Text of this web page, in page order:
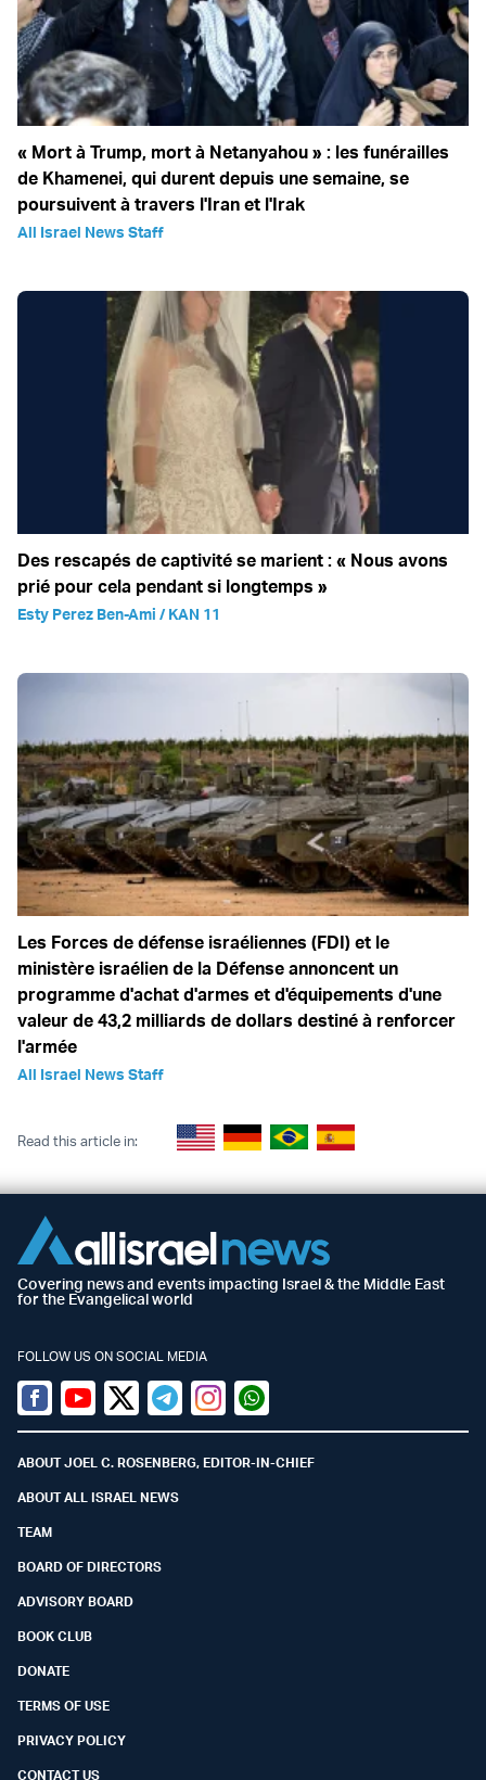
« Mort à Trump, mort à Netanyahou » : les funérailles
de Khamenei, qui durent depuis une semaine, se
poursuivent à travers l'Iran et l'Irak
All Israel News Staff
Des rescapés de captivité se marient : « Nous avons
prié pour cela pendant si longtemps »
Esty Perez Ben-Ami / KAN 11
Les Forces de défense israéliennes (FDI) et le
ministère israélien de la Défense annoncent un
programme d'achat d'armes et d'équipements d'une
valeur de 43,2 milliards de dollars destiné à renforcer
l'armée
All Israel News Staff
Read this article in:
Covering news and events impacting Israel & the Middle East
for the Evangelical world
FOLLOW US ON SOCIAL MEDIA
Facebook
YoutubeTwitter (X)
TelegramInstagramWhatsapp
ABOUT JOEL C. ROSENBERG, EDITOR-IN-CHIEF
ABOUT ALL ISRAEL NEWS
TEAM
BOARD OF DIRECTORS
ADVISORY BOARD
BOOK CLUB
DONATE
TERMS OF USE
PRIVACY POLICY
CONTACT US